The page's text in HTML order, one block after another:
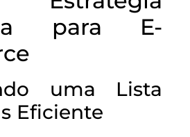
para E-
uma Lista
Eficiente